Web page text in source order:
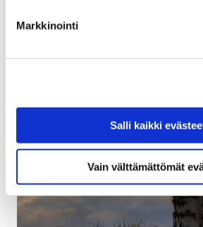
Markkinointi
Salli kaikki
Vain välttämättömät